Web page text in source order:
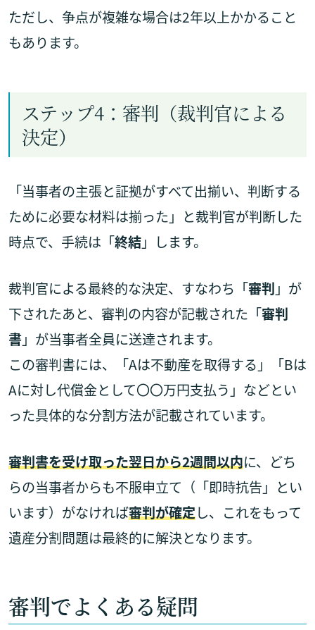
ただし、争点が複雑な場合は2年以上かかること
もあります。
ステップ4：審判（裁判官による
決定）
「当事者の主張と証拠がすべて出揃い、判断する
ために必要な材料は揃った」と裁判官が判断した
時点で、手続は「終結」します。
裁判官による最終的な決定、すなわち「審判 」が
下されたあと、審判の内容が記載された「審判
書」が当事者全員に送達されます。
この審判書には、「Aは不動産を取得する」「Bは
Aに対し代償金として〇〇万円支払う」などとい
った具体的な分割方法が記載されています。
審判書を受け取った翌日から2週間以内に、どち
らの当事者からも不服申立て（「即時抗告」とい
います）がなければ審判が確定し、これをもって
遺産分割問題は最終的に解決となります。
審判でよくある疑問